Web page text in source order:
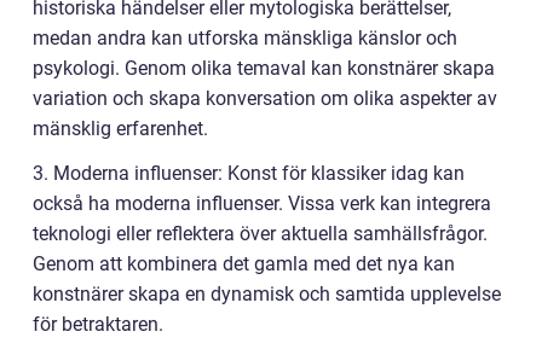
historiska händelser eller mytologiska berättelser,
medan andra kan utforska mänskliga känslor och
psykologi. Genom olika temaval kan konstnärer skapa
variation och skapa konversation om olika aspekter av
mänsklig erfarenhet.
3. Moderna influenser: Konst för klassiker idag kan
också ha moderna influenser. Vissa verk kan integrera
teknologi eller reflektera över aktuella samhällsfrågor.
Genom att kombinera det gamla med det nya kan
konstnärer skapa en dynamisk och samtida upplevelse
för betraktaren.